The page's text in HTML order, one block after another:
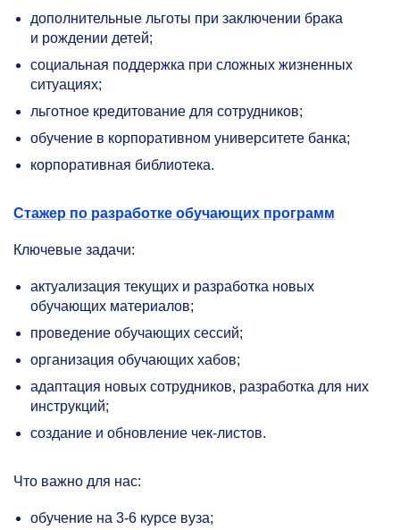
дополнительные льготы при заключении брака
и рождении детей;
социальная поддержка при сложных жизненных
ситуациях;
льготное кредитование для сотрудников;
обучение в корпоративном университете банка;
корпоративная библиотека.
Стажер по разработке обучающих программ
Ключевые задачи:
актуализация текущих и разработка новых
обучающих материалов;
проведение обучающих сессий;
организация обучающих хабов;
адаптация новых сотрудников, разработка для них
инструкций;
создание и обновление чек-листов.
Что важно для нас:
обучение на3-6 курсе вуза;